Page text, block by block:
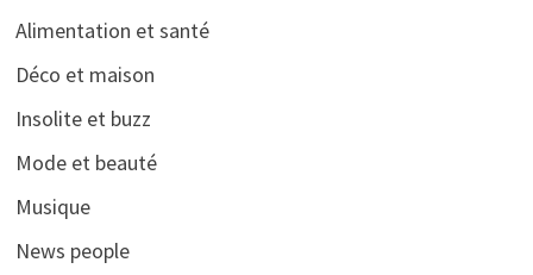
Alimentation et santé
Déco et maison
Insolite et buzz
Mode et beauté
Musique
News people